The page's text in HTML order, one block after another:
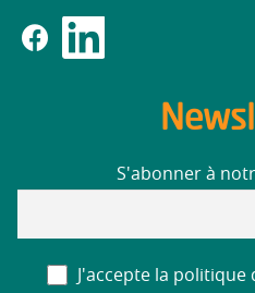
S'abonner à
J'accepte la